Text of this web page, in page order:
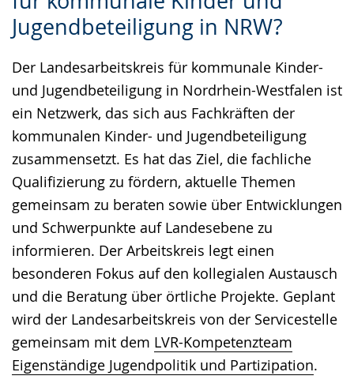
Jugendbeteiligung in NRW?
Der Landesarbeitskreis für kommunale Kinder-
und Jugendbeteiligung in Nordrhein-Westfalen ist
ein Netzwerk, das sich aus Fachkräften der
kommunalen Kinder- und Jugendbeteiligung
zusammensetzt. Es hat das Ziel, die fachliche
Qualifizierung zu fördern, aktuelle Themen
gemeinsam zu beraten sowie über Entwicklungen
und Schwerpunkte auf Landesebene zu
informieren. Der Arbeitskreis legt einen
besonderen Fokus auf den kollegialen Austausch
und die Beratung über örtliche Projekte. Geplant
wird der Landesarbeitskreis von der Servicestelle
gemeinsam mit dem LVR-Kompetenzteam
Eigenständige Jugendpolitik und Partizipation.
wechseln.
Deutscher
wird
angezeigt.